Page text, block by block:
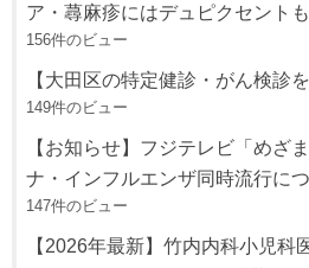
ア・蕁麻疹にはデュピクセント
156件のビュー
【大田区の特定健診・がん検診
149件のビュー
【お知らせ】フジテレビ「めざ
ナ・インフルエンザ同時流行に
147件のビュー
【2026年最新】竹内内科小児科